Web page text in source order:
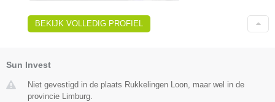
BEKIJK VOLLEDIG PROFIEL
Sun Invest
Niet gevestigd in de plaats Rukkelingen Loon, maar wel in de
provincie Limburg.